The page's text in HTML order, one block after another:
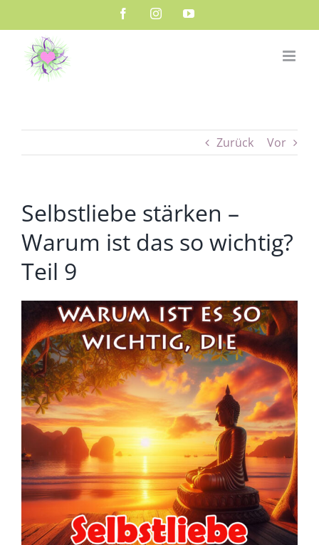
Inhalt
springen
FacebookInstagramYouTube
Zurück Vor
Selbstliebe stärken –
Warum ist das so wichtig?
Teil 9